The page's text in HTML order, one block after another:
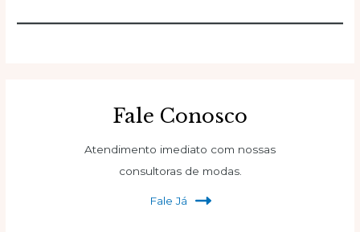
Fale Conosco
Atendimento imediato com nossas
consultoras de modas.
Fale Já